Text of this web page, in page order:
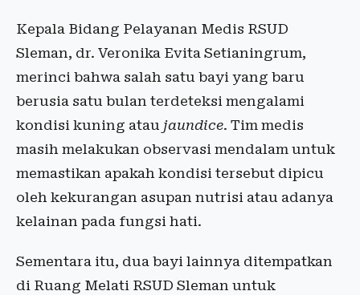
Kepala Bidang Pelayanan Medis RSUD
Sleman, dr. Veronika Evita Setianingrum,
merinci bahwa salah satu bayi yang baru
berusia satu bulan terdeteksi mengalami
kondisi kuning atau jaundice. Tim medis
masih melakukan observasi mendalam untuk
memastikan apakah kondisi tersebut dipicu
oleh kekurangan asupan nutrisi atau adanya
kelainan pada fungsi hati.
Sementara itu, dua bayi lainnya ditempatkan
di Ruang Melati RSUD Sleman untuk